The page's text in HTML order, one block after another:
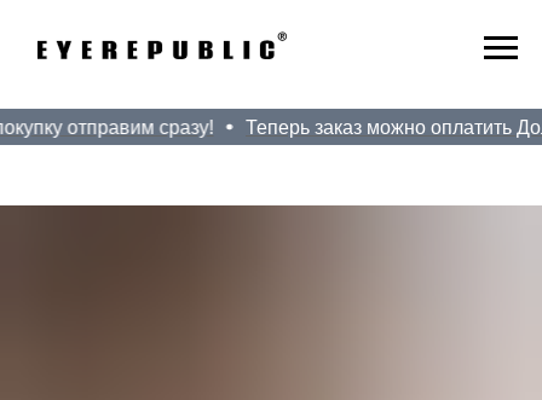
отправим сразу! Теперь заказ можно оплатить